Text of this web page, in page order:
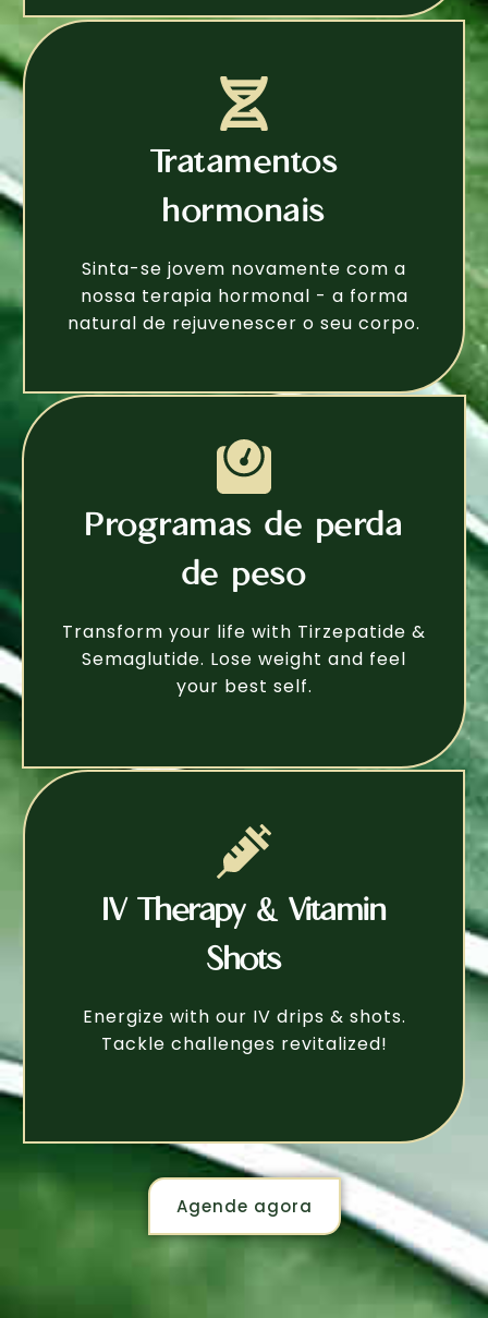
Tratamentos
hormonais
Sinta-se jovem novamente com a
nossa terapia hormonal - a forma
natural de rejuvenescer o seu corpo.
Programas de perda
de peso
Transform your life with Tirzepatide &
Semaglutide. Lose weight and feel
your best self.
IV Therapy & Vitamin
Shots
Energize with our IV drips & shots.
Tackle challenges revitalized!
Agende agora